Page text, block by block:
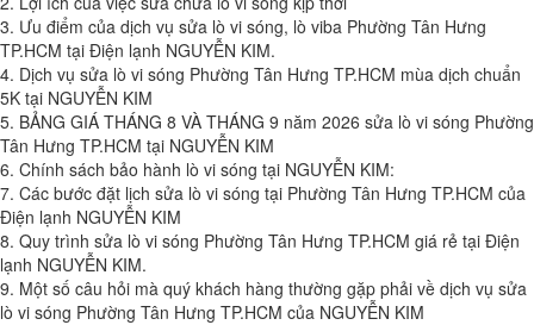
3. Ưu điểm của dịch vụ sửa lò vi sóng, lò viba Phường Tân Hưng
TP.HCM tại Điện lạnh NGUYỄN KIM.
4. Dịch vụ sửa lò vi sóng Phường Tân Hưng TP.HCM mùa dịch chuẩn
5K tại NGUYỄN KIM
5. BẢNG GIÁ THÁNG 8 VÀ THÁNG 9 năm 2026 sửa lò vi sóng Phường
Tân Hưng TP.HCM tại NGUYỄN KIM
6. Chính sách bảo hành lò vi sóng tại NGUYỄN KIM:
7. Các bước đặt lịch sửa lò vi sóng tại Phường Tân Hưng TP.HCM của
Điện lạnh NGUYỄN KIM
8. Quy trình sửa lò vi sóng Phường Tân Hưng TP.HCM giá rẻ tại Điện
lạnh NGUYỄN KIM.
9. Một số câu hỏi mà quý khách hàng thường gặp phải về dịch vụ sửa
lò vi sóng Phường Tân Hưng TP.HCM của NGUYỄN KIM